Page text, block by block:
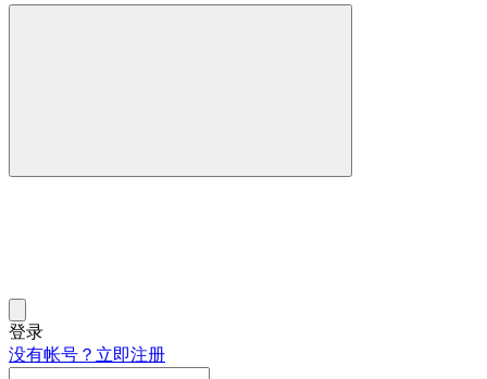
登录
没有帐号？立即注册